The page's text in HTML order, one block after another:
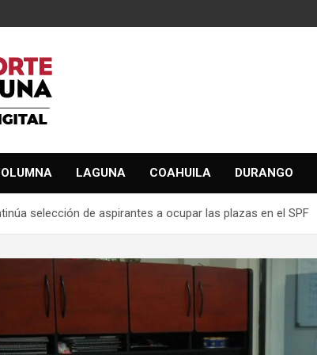
LAGUNA COAHUILA DURANGO
selección de aspirantes a ocupar las plazas en el SPF